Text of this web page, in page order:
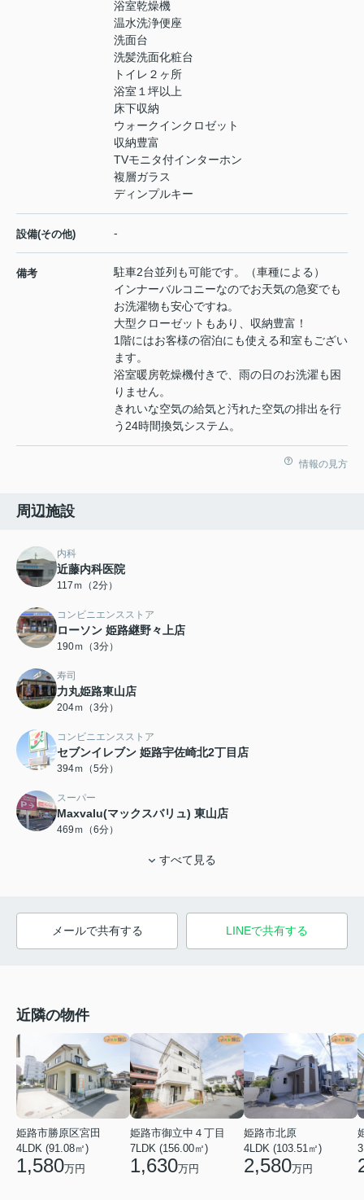
浴室乾燥機
温水洗浄便座
洗面台
洗髪洗面化粧台
トイレ２ヶ所
浴室１坪以上
床下収納
ウォークインクロゼット
収納豊富
TVモニタ付インターホン
複層ガラス
ディンプルキー
設備(その他) -
備考
駐車2台並列も可能です。（車種による）
インナーバルコニーなのでお天気の急変でも
お洗濯物も安心ですね。
大型クローゼットもあり、収納豊富！
1階にはお客様の宿泊にも使える和室もござい
ます。
浴室暖房乾燥機付きで、雨の日のお洗濯も困
りません。
きれいな空気の給気と汚れた空気の排出を行
う24時間換気システム。
情報の見方
周辺施設
内科
近藤内科医院
117ｍ（2分）
コンビニエンスストア
ローソン 姫路継野々上店
190ｍ（3分）
寿司
力丸姫路東山店
204ｍ（3分）
コンビニエンスストア
セブンイレブン 姫路宇佐崎北2丁目店
394ｍ（5分）
スーパー
Maxvalu(マックスバリュ) 東山店
469ｍ（6分）
すべて見る
メールで共有する LINEで共有する
近隣の物件
姫路市勝原区宮田
4LDK (91.08㎡)
1,580万円
姫路市御立中４丁目
7LDK (156.00㎡)
1,630万円
姫路市北原
4LDK (103.51㎡)
2,580万円